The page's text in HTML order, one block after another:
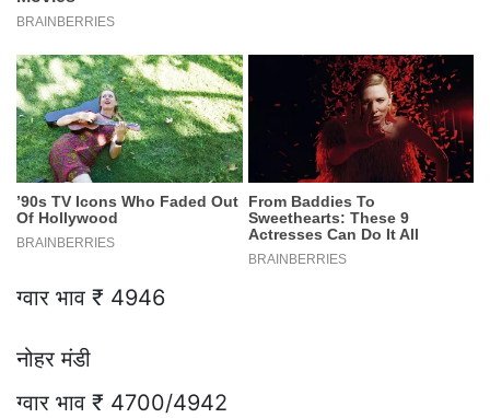
ग्वार भाव ₹ 4946
नोहर मंडी
ग्वार भाव ₹ 4700/4942